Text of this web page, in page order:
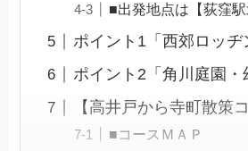
■出発地点は【荻窪駅
ポイント1「西郊ロッヂ
ポイント2「角川庭園・
【高井戸から寺町散策
■コースＭＡＰ